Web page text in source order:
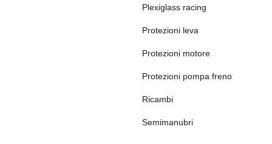
Plexiglass racing
Protezioni leva
Protezioni motore
Protezioni pompa freno
Ricambi
Semimanubri